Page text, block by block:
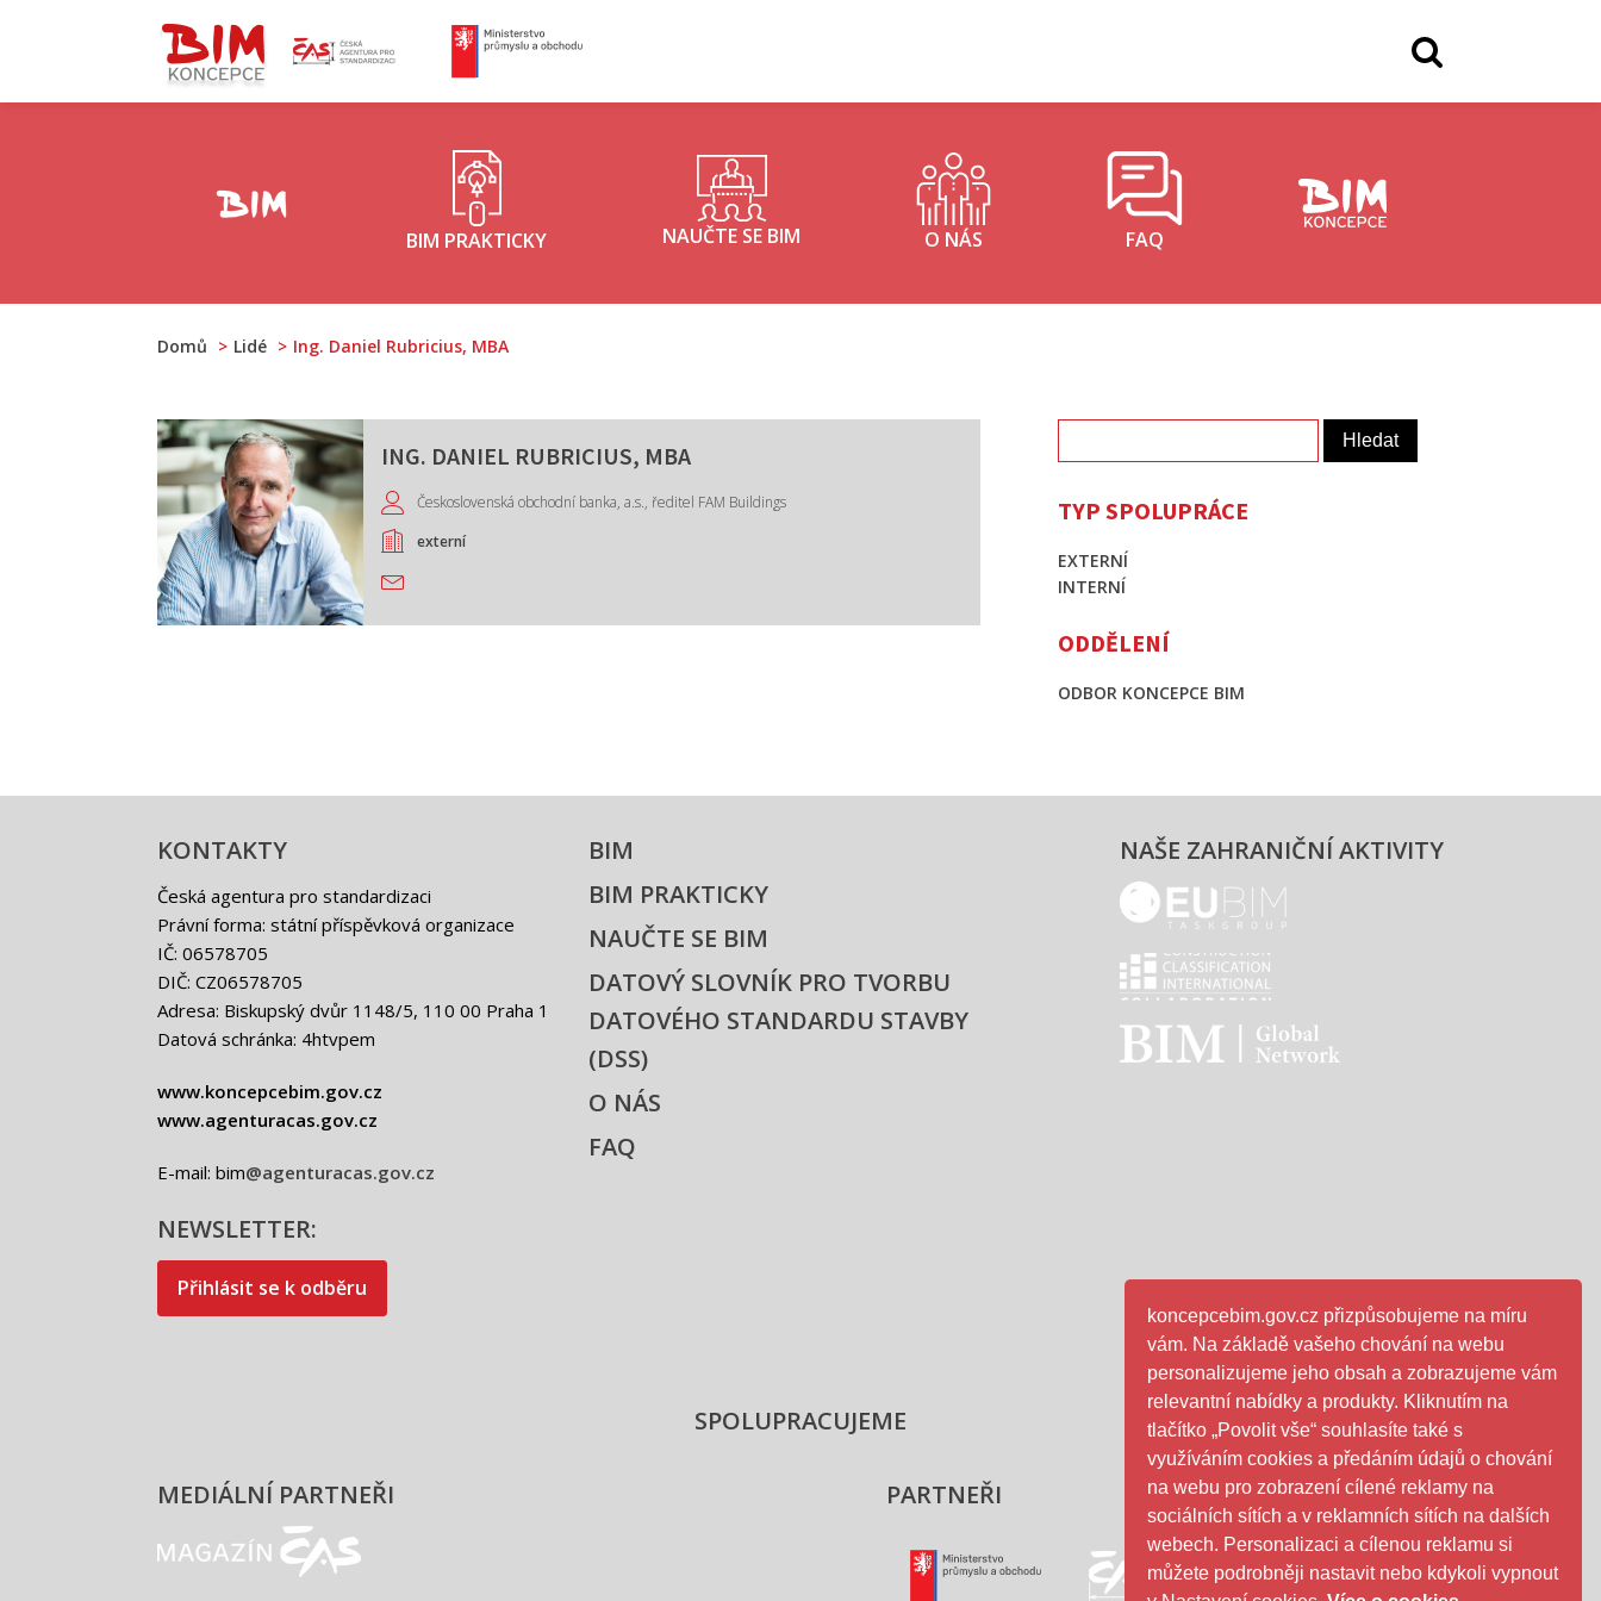
Koncepce BIM - logo
ČAS - logo
BIM PRAKTICKY NAUČTE SE BIM O NÁS FAQ
Domů Lidé Ing. Daniel Rubricius, MBA
ING. DANIEL RUBRICIUS, MBA
Československá obchodní banka, a.s., ředitel FAM Buildings
externí
TYP SPOLUPRÁCE
EXTERNÍ
INTERNÍ
ODDĚLENÍ
ODBOR KONCEPCE BIM
KONTAKTY
Česká agentura pro standardizaci
Právní forma: státní příspěvková organizace
IČ: 06578705
DIČ: CZ06578705
Adresa: Biskupský dvůr 1148/5, 110 00 Praha 1
Datová schránka: 4htvpem
www.koncepcebim.gov.cz
www.agenturacas.gov.cz
E-mail: bim@agenturacas.gov.cz
NEWSLETTER:
Přihlásit se k odběru
BIM
BIM PRAKTICKY
NAUČTE SE BIM
DATOVÝ SLOVNÍK PRO TVORBU
DATOVÉHO STANDARDU STAVBY
(DSS)
O NÁS
FAQ
NAŠE ZAHRANIČNÍ AKTIVITY
EUBIM - logo
Classification international - logo
BIM - logo
SPOLUPRACUJEME
MEDIÁLNÍ PARTNEŘI
Magazín ČAS - logo
PARTNEŘI
Ministerstvo průmyslu a obchodu - logo
ČAS - logo SFDI- logo
koncepcebim.gov.cz přizpůsobujeme na míru
vám. Na základě vašeho chování na webu
personalizujeme jeho obsah a zobrazujeme vám
relevantní nabídky a produkty. Kliknutím na
tlačítko „Povolit vše“ souhlasíte také s
využíváním cookies a předáním údajů o chování
na webu pro zobrazení cílené reklamy na
sociálních sítích a v reklamních sítích na dalších
webech. Personalizaci a cílenou reklamu si
můžete podrobněji nastavit nebo kdykoli vypnout